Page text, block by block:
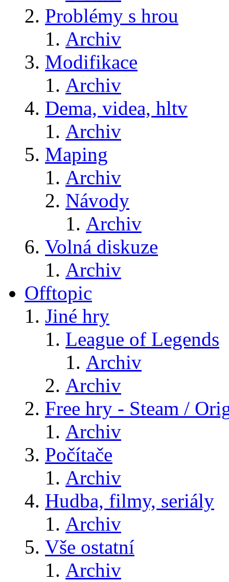
Problémy s hrou
Archiv
Modifikace
Archiv
Dema, videa, hltv
Archiv
Maping
Archiv
Návody
Archiv
Volná diskuze
Archiv
Offtopic
Jiné hry
League of Legends
Archiv
Archiv
Free hry - Steam /
Archiv
Počítače
Archiv
Hudba, filmy, seriály
Archiv
Vše ostatní
Archiv